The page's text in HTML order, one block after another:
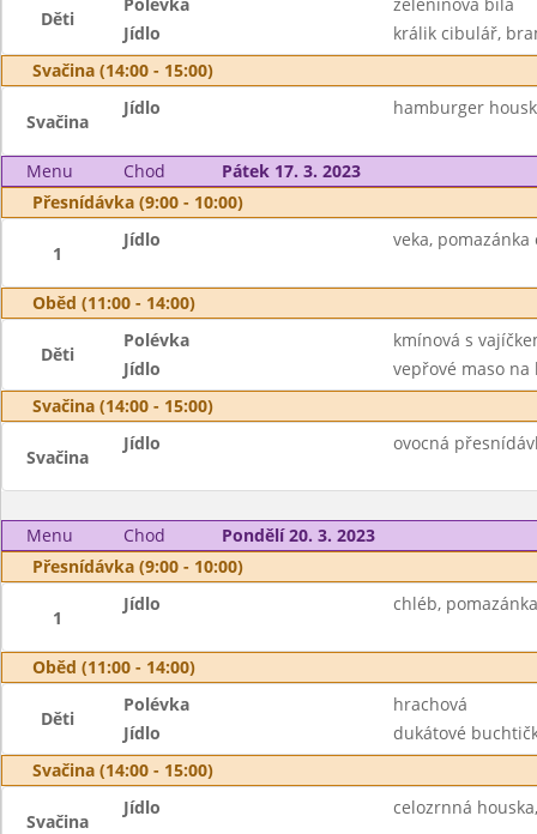
Děti
Jídlo
králik cibulář,
Svačina (14:00 - 15:00)
Svačina
Jídlo hamburger
Menu Chod
Pátek 17. 3. 2023
Přesnídávka (9:00 - 10:00)
1
Jídlo veka,
Oběd (11:00 - 14:00)
Děti
Polévka
kmínová s
Jídlo
vepřové maso na
Svačina (14:00 - 15:00)
Svačina
Jídlo ovocná
Menu Chod
Pondělí 20. 3. 2023
Přesnídávka (9:00 - 10:00)
1
Jídlo chléb,
Oběd (11:00 - 14:00)
Děti
Polévka
hrachová
Jídlo
dukátové
Svačina (14:00 - 15:00)
Svačina
Jídlo celozrnná